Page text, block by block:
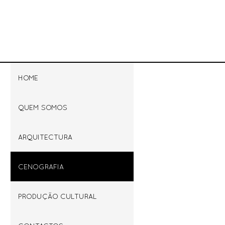
HOME
QUEM SOMOS
ARQUITECTURA
CENOGRAFIA
PRODUÇÃO CULTURAL